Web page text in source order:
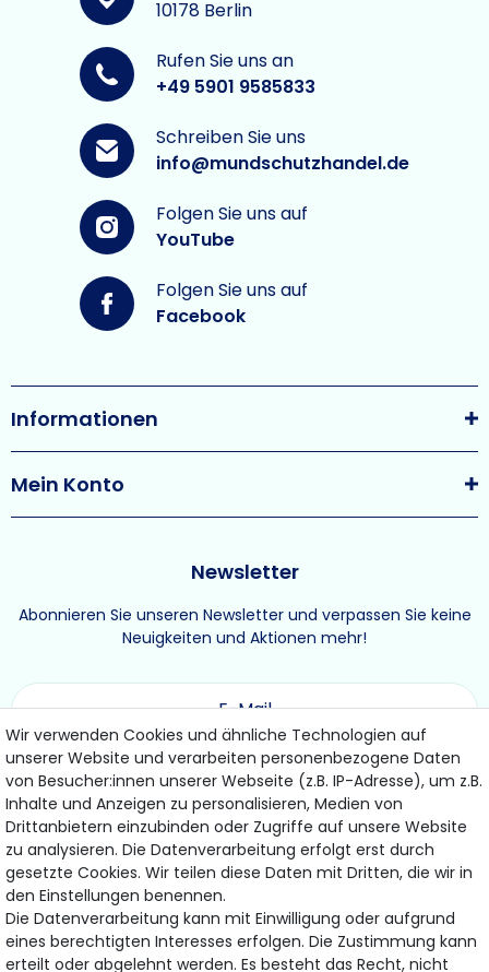
10178 Berlin
Rufen Sie uns an
+49 5901 9585833
Schreiben Sie uns
info@mundschutzhandel.de
Folgen Sie uns auf
YouTube
Folgen Sie uns auf
Facebook
Newsletter
Abonnieren Sie unseren Newsletter und verpassen Sie keine
Neuigkeiten und Aktionen mehr!
ABONNIEREN
Hiermit bestätige ich, dass ich die Daten­schutz­erklärunggelesen habe.
Meine Einwilligung kann ich jederzeit widerrufen.
Informationen
Mein Konto
Wir verwenden Cookies und ähnliche Technologien auf
unserer Website und verarbeiten personenbezogene Daten
von Besucher:innen unserer Webseite (z.B. IP-Adresse), um z.B.
Inhalte und Anzeigen zu personalisieren, Medien von
Drittanbietern einzubinden oder Zugriffe auf unsere Website
zu analysieren. Die Datenverarbeitung erfolgt erst durch
gesetzte Cookies. Wir teilen diese Daten mit Dritten, die wir in
den Einstellungen benennen.
Die Datenverarbeitung kann mit Einwilligung oder aufgrund
eines berechtigten Interesses erfolgen. Die Zustimmung kann
erteilt oder abgelehnt werden. Es besteht das Recht, nicht